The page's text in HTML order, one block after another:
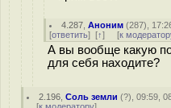
4.287 ,Аноним (287),
[ответить] [↑] [к
А вы вообще какую
для себя находите?
2.196 ,Соль земли (?), 09:59,